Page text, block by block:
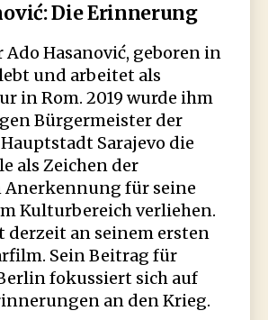
Die Erinnerung
Hasanović, geboren in
und arbeitet als
in Rom. 2019 wurde ihm
Bürgermeister der
Sarajevo die
als Zeichen der
Anerkennung für seine
Kulturbereich verliehen.
derzeit an seinem ersten
Sein Beitrag für
fokussiert sich auf
an den Krieg.